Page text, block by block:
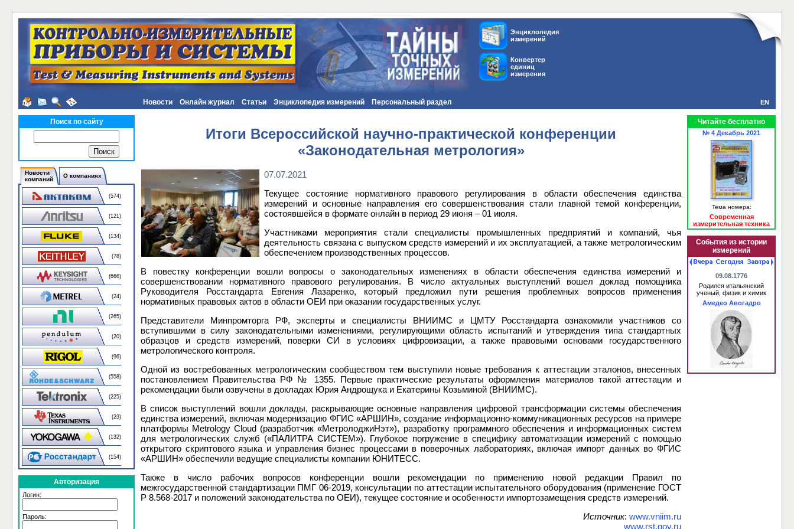
Энциклопедия
измерений
Конвертер
единиц
измерения
Новости Онлайн журнал Статьи Энциклопедия измерений Персональный раздел EN
Поиск по сайту
Новости
компаний
О компаниях
(574)
(121)
(134)
(78)
(666)
(24)
(265)
(20)
(96)
(558)
(225)
(23)
(132)
(154)
Авторизация
Логин:
Пароль:
Итоги Всероссийской научно-практической конференции
«Законодательная метрология»
07.07.2021
Текущее состояние нормативного правового регулирования в области обеспечения единства
измерений и основные направления его совершенствования стали главной темой конференции,
состоявшейся в формате онлайн в период 29 июня – 01 июля.
Участниками мероприятия стали специалисты промышленных предприятий и компаний, чья
деятельность связана с выпуском средств измерений и их эксплуатацией, а также метрологическим
обеспечением производственных процессов.
В повестку конференции вошли вопросы о законодательных изменениях в области обеспечения единства измерений и
совершенствовании нормативного правового регулирования. В число актуальных выступлений вошел доклад помощника
Руководителя Росстандарта Евгения Лазаренко, который предложил пути решения проблемных вопросов применения
нормативных правовых актов в области ОЕИ при оказании государственных услуг.
Представители Минпромторга РФ, эксперты и специалисты ВНИИМС и ЦМТУ Росстандарта ознакомили участников со
вступившими в силу законодательными изменениями, регулирующими область испытаний и утверждения типа стандартных
образцов и средств измерений, поверки СИ в условиях цифровизации, а также правовыми основами государственного
метрологического контроля.
Одной из востребованных метрологическим сообществом тем выступили новые требования к аттестации эталонов, внесенных
постановлением Правительства РФ № 1355. Первые практические результаты оформления материалов такой аттестации и
рекомендации были озвучены в докладах Юрия Андрощука и Екатерины Козьминой (ВНИИМС).
В список выступлений вошли доклады, раскрывающие основные направления цифровой трансформации системы обеспечения
единства измерений, включая модернизацию ФГИС «АРШИН», создание информационно-коммуникационных ресурсов на примере
платформы Metrology Cloud (разработчик «МетролоджиНэт»), разработку программного обеспечения и информационных систем
для метрологических служб («ПАЛИТРА СИСТЕМ»). Глубокое погружение в специфику автоматизации измерений с помощью
открытого скриптового языка и управления бизнес процессами в поверочных лабораториях, включая импорт данных во ФГИС
«АРШИН» обеспечили ведущие специалисты компании ЮНИТЕСС.
Также в число рабочих вопросов конференции вошли рекомендации по применению новой редакции Правил по
межгосударственной стандартизации ПМГ 06-2019, консультации по аттестации испытательного оборудования (применение ГОСТ
Р 8.568-2017 и положений законодательства по ОЕИ), текущее состояние и особенности импортозамещения средств измерений.
Источник: www.vniim.ru
www.rst.gov.ru
Читайте бесплатно
№ 4 Декабрь 2021
Тема номера:
Современная
измерительная техника
События из истории
измерений
09.08.1776
Родился итальянский
ученый, физик и химик
Амедео Авогадро